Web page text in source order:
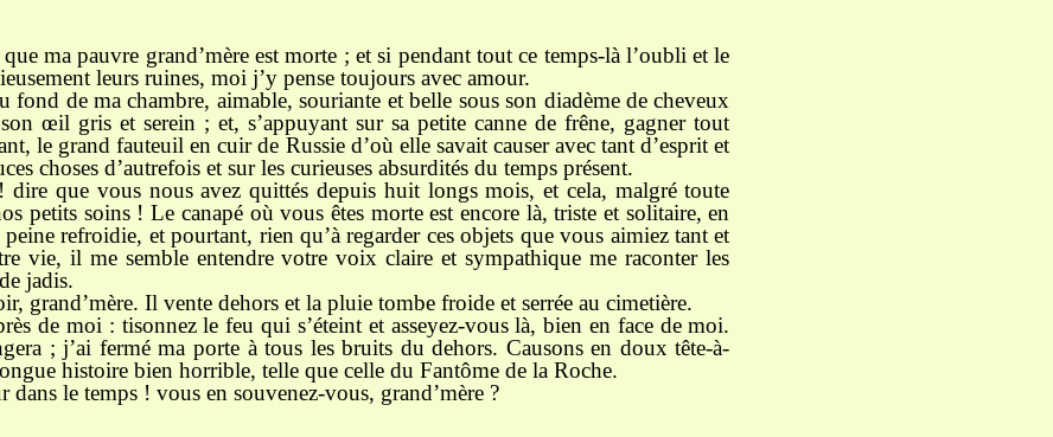
ma pauvre grand’mère est morte ; et si pendant tout ce temps-là l’oubli et le
leurs ruines, moi j’y pense toujours avec amour.
fond de ma chambre, aimable, souriante et belle sous son diadème de cheveux
œil gris et serein ; et, s’appuyant sur sa petite canne de frêne, gagner tout
le grand fauteuil en cuir de Russie d’où elle savait causer avec tant d’esprit et
choses d’autrefois et sur les curieuses absurdités du temps présent.
dire que vous nous avez quittés depuis huit longs mois, et cela, malgré toute
petits soins ! Le canapé où vous êtes morte est encore là, triste et solitaire, en
peine refroidie, et pourtant, rien qu’à regarder ces objets que vous aimiez tant et
vie, il me semble entendre votre voix claire et sympathique me raconter les
jadis.
grand’mère. Il vente dehors et la pluie tombe froide et serrée au cimetière.
de moi : tisonnez le feu qui s’éteint et asseyez-vous là, bien en face de moi.
; j’ai fermé ma porte à tous les bruits du dehors. Causons en doux tête-à-
histoire bien horrible, telle que celle du Fantôme de la Roche.
dans le temps ! vous en souvenez-vous, grand’mère ?